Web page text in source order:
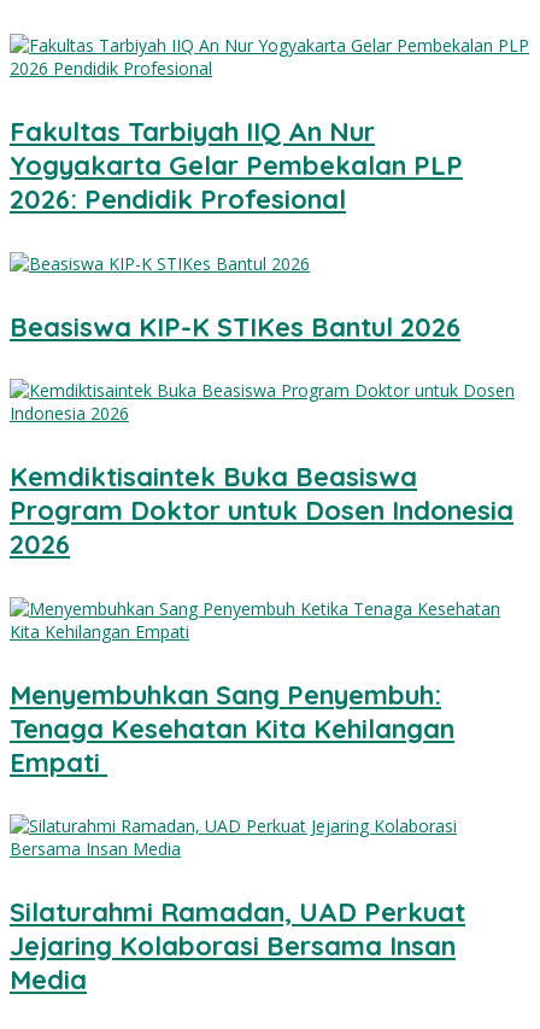
Fakultas Tarbiyah IIQ An Nur
Yogyakarta Gelar Pembekalan PLP
2026: Pendidik Profesional
Beasiswa KIP-K STIKes Bantul 2026
Kemdiktisaintek Buka Beasiswa
Program Doktor untuk Dosen Indonesia
2026
Menyembuhkan Sang Penyembuh:
Tenaga Kesehatan Kita Kehilangan
Empati
Silaturahmi Ramadan, UAD Perkuat
Jejaring Kolaborasi Bersama Insan
Media